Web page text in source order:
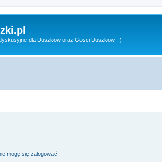
dla Duszkow oraz Gosci Duszkow :-)
mogę się zalogować!